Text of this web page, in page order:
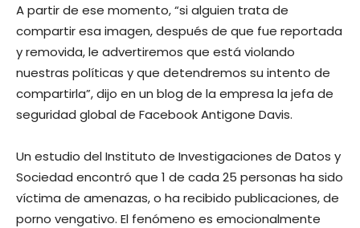
A partir de ese momento, “si alguien trata de
compartir esa imagen, después de que fue reportada
y removida, le advertiremos que está violando
nuestras políticas y que detendremos su intento de
compartirla”, dijo en un blog de la empresa la jefa de
seguridad global de Facebook Antigone Davis.
Un estudio del Instituto de Investigaciones de Datos y
Sociedad encontró que 1 de cada 25 personas ha sido
víctima de amenazas, o ha recibido publicaciones, de
porno vengativo. El fenómeno es emocionalmente